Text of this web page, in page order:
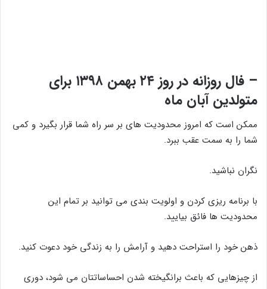
– فال روزانه در روز ۲۴ بهمن ۱۳۹۸ برای
متولدین آبان ماه
ممکن است که امروز محدودیت های بر سر راه شما قرار بگیرد و کمی
شما را به سمت عقب ببرد.
نگران نباشید.
با برنامه ریزی کردن و اولویت بندی می توانید بر تمام این
محدودیت ها فائق بیایید.
ذهن خود را استراحت دهید و آرامش را به زندگی خود دعوت کنید.
از چیزهایی که باعث برانگیخته شدن احساساتتان می شود، دوری